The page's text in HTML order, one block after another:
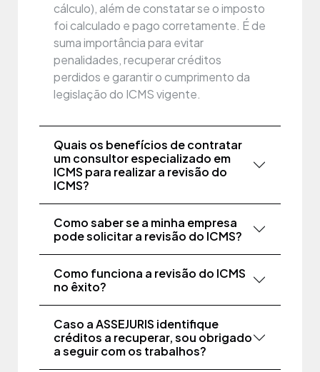
cálculo), além de constatar se o imposto
foi calculado e pago corretamente. É de
suma importância para evitar
penalidades, recuperar créditos
perdidos e garantir o cumprimento da
legislação do ICMS vigente.
Quais os benefícios de contratar
um consultor especializado em
ICMS para realizar a revisão do
ICMS?
Como saber se a minha empresa
pode solicitar a revisão do ICMS?
Como funciona a revisão do ICMS
no êxito?
Caso a ASSEJURIS identifique
créditos a recuperar, sou obrigado
a seguir com os trabalhos?